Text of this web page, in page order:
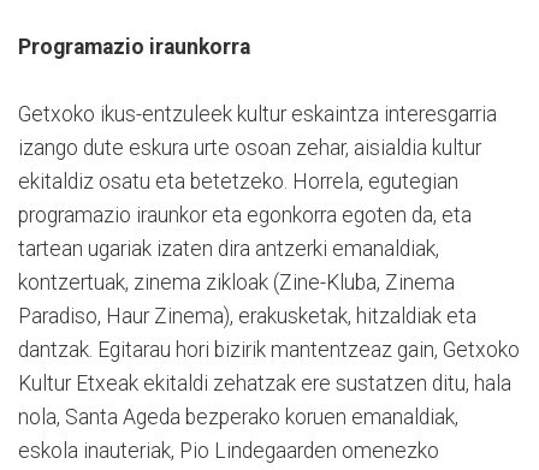
Programazio iraunkorra
Getxoko ikus-entzuleek kultur eskaintza interesgarria
izango dute eskura urte osoan zehar, aisialdia kultur
ekitaldiz osatu eta betetzeko. Horrela, egutegian
programazio iraunkor eta egonkorra egoten da, eta
tartean ugariak izaten dira antzerki emanaldiak,
kontzertuak, zinema zikloak (Zine-Kluba, Zinema
Paradiso, Haur Zinema), erakusketak, hitzaldiak eta
dantzak. Egitarau hori bizirik mantentzeaz gain, Getxoko
Kultur Etxeak ekitaldi zehatzak ere sustatzen ditu, hala
nola, Santa Ageda bezperako koruen emanaldiak,
eskola inauteriak, Pio Lindegaarden omenezko